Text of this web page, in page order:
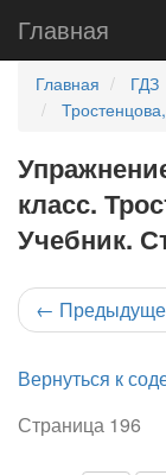
Главная
Главная ГДЗ
класс.
Учебник.
←
Вернуться к
Страница 196